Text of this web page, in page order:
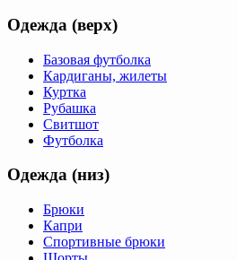
Одежда (верх)
Базовая футболка
Кардиганы, жилеты
Куртка
Рубашка
Свитшот
Футболка
Одежда (низ)
Брюки
Капри
Спортивные брюки